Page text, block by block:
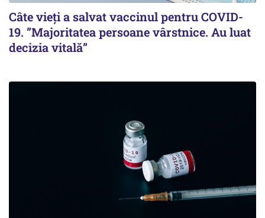
Câte vieți a salvat vaccinul pentru COVID-
19. ”Majoritatea persoane vârstnice. Au luat
decizia vitală”